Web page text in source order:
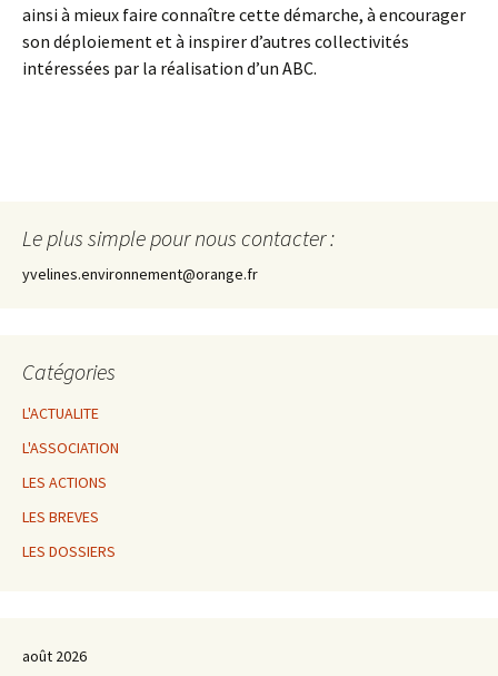
ainsi à mieux faire connaître cette démarche, à encourager
son déploiement et à inspirer d’autres collectivités
intéressées par la réalisation d’un ABC.
Le plus simple pour nous contacter :
yvelines.environnement@orange.fr
Catégories
L'ACTUALITE
L'ASSOCIATION
LES ACTIONS
LES BREVES
LES DOSSIERS
août 2026